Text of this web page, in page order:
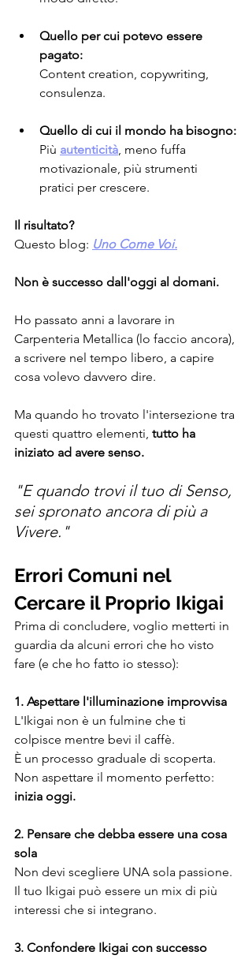
Quello per cui potevo essere
pagato:
Content creation, copywriting,
consulenza.
Quello di cui il mondo ha bisogno:
Più autenticità , meno fuffa
motivazionale, più strumenti
pratici per crescere.
Il risultato?
Questo blog: Uno Come Voi.
Non è successo dall'oggi al domani.
Ho passato anni a lavorare in
Carpenteria Metallica (lo faccio ancora),
a scrivere nel tempo libero, a capire
cosa volevo davvero dire.
Ma quando ho trovato l'intersezione tra
questi quattro elementi, tutto ha
iniziato ad avere senso.
"E quando trovi il tuo di Senso,
sei spronato ancora di più a
Vivere."
Errori Comuni nel
Cercare il Proprio Ikigai
Prima di concludere, voglio metterti in
guardia da alcuni errori che ho visto
fare (e che ho fatto io stesso):
1. Aspettare l'illuminazione improvvisa
L'Ikigai non è un fulmine che ti
colpisce mentre bevi il caffè.
È un processo graduale di scoperta.
Non aspettare il momento perfetto:
inizia oggi.
2. Pensare che debba essere una cosa
sola
Non devi scegliere UNA sola passione.
Il tuo Ikigai può essere un mix di più
interessi che si integrano.
3. Confondere Ikigai con successo